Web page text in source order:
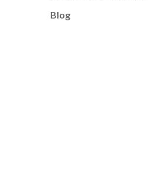
Blog